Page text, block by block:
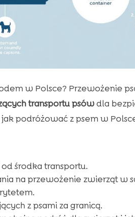
w Polsce? Przewożenie
transportu psówdla
podróżować z psem w
środka transportu.
na przewożenie zwierząt w
z psami za granicą.